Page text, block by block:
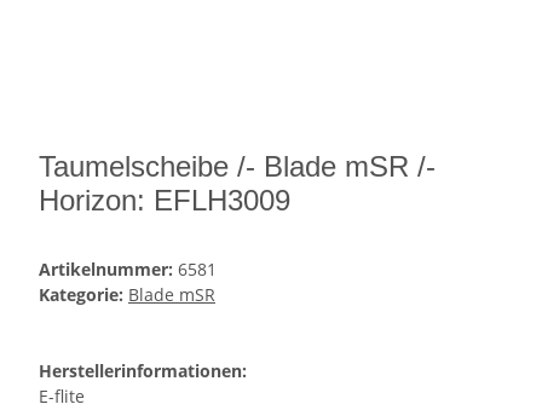
Taumelscheibe /- Blade mSR /-
Horizon: EFLH3009
Artikelnummer: 6581
Kategorie: Blade mSR
Herstellerinformationen:
E-flite